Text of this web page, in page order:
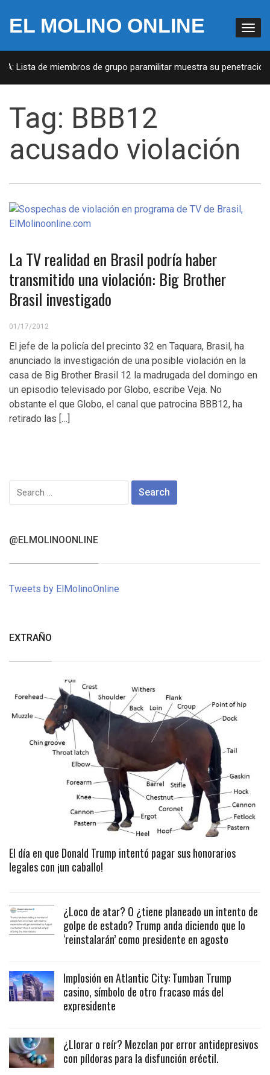
EL MOLINO ONLINE
Lista de miembros de grupo paramilitar muestra su penetración
Tag: BBB12
acusado violación
La TV realidad en Brasil podría haber
transmitido una violación: Big Brother
Brasil investigado
01/17/2012
El jefe de la policía del precinto 32 en Taquara, Brasil, ha
anunciado la investigación de una posible violación en la
casa de Big Brother Brasil 12 la madrugada del domingo en
un episodio televisado por Globo, escribe Veja. No
obstante el que Globo, el canal que patrocina BBB12, ha
retirado las […]
Search
for:
@ELMOLINOONLINE
Tweets by ElMolinoOnline
EXTRAÑO
El día en que Donald Trump intentó pagar sus honorarios
legales con ¡un caballo!
¿Loco de atar? O ¿tiene planeado un intento de
golpe de estado? Trump anda diciendo que lo
‘reinstalarán’ como presidente en agosto
Implosión en Atlantic City: Tumban Trump
casino, símbolo de otro fracaso más del
expresidente
¿Llorar o reír? Mezclan por error antidepresivos
con píldoras para la disfunción eréctil.